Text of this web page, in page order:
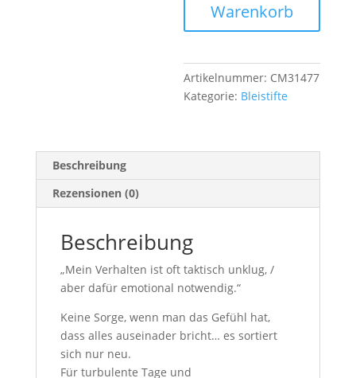
MengeWarenkorb
Artikelnummer: CM31477
Kategorie: Bleistifte
Beschreibung
Rezensionen (0)
Beschreibung
„Mein Verhalten ist oft taktisch unklug, /
aber dafür emotional notwendig.“
Keine Sorge, wenn man das Gefühl hat,
dass alles auseinader bricht… es sortiert
sich nur neu.
Für turbulente Tage und